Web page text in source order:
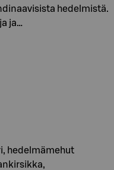
hedelmistä.
ja…
hedelmämehut